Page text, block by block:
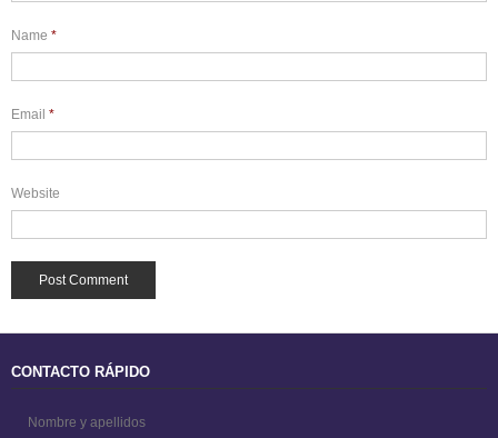
Name *
Email *
Website
CONTACTO RÁPIDO
Nombre y apellidos